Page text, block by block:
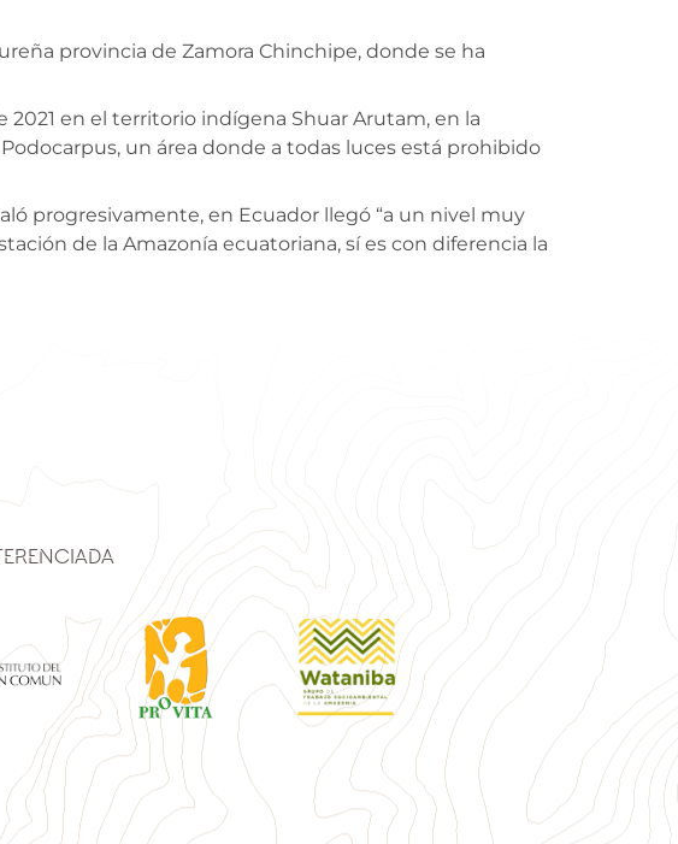
provincia de Zamora Chinchipe, donde se ha
en el territorio indígena Shuar Arutam, en la
un área donde a todas luces está prohibido
progresivamente, en Ecuador llegó “a un nivel muy
de la Amazonía ecuatoriana, sí es con diferencia la